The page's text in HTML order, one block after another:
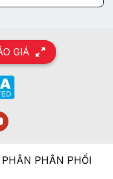
GIÁ
PHÂN PHỐI